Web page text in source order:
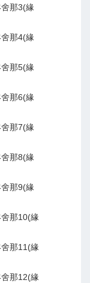
那3(緣
那4(緣
那5(緣
那6(緣
那7(緣
那8(緣
那9(緣
那10(緣
那11(緣
那12(緣